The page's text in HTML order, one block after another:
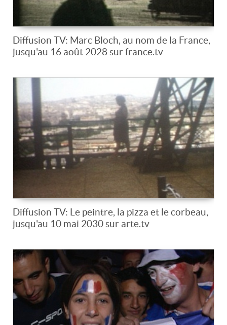
Diffusion TV: Marc Bloch, au nom de la France,
jusqu'au 16 août 2028 sur france.tv
Diffusion TV: Le peintre, la pizza et le corbeau,
jusqu'au 10 mai 2030 sur arte.tv